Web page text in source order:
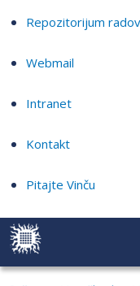
Repozitorijum
Webmail
Intranet
Kontakt
Pitajte Vinču